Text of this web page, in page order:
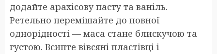
додайте арахісову пасту та ваніль.
Ретельно перемішайте до повної
однорідності — маса стане блискучою та
густою. Всипте вівсяні пластівці і